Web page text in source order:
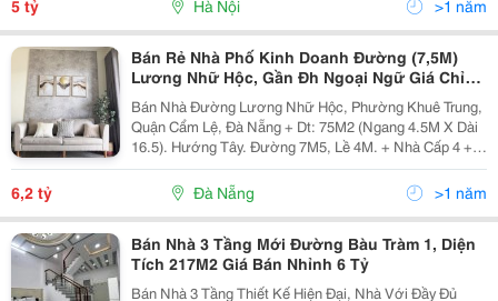
5 tỷ Hà Nội >1 năm
Bán Rẻ Nhà Phố Kinh Doanh Đường (7,5M)
Lương Nhữ Hộc, Gần Đh Ngoại Ngữ Giá Chỉ
6,2 Tỷ
Bán Nhà Đường Lương Nhữ Hộc, Phường Khuê Trung,
Quận Cẩm Lệ, Đà Nẵng + Dt: 75M2 (Ngang 4.5M X Dài
16.5). Hướng Tây. Đường 7M5, Lề 4M. + Nhà Cấp 4 +
Vị Trí Nhà Đối Điện Trường Đại Học Ngoại Ngữ Khu Kinh
Doanh Buốn Bán Sầm Uất, Phù Hợp Kh Mua...
6,2 tỷ Đà Nẵng >1 năm
Bán Nhà 3 Tầng Mới Đường Bàu Tràm 1, Diện
Tích 217M2 Giá Bán Nhỉnh 6 Tỷ
Bán Nhà 3 Tầng Thiết Kế Hiện Đại, Nhà Với Đầy Đủ